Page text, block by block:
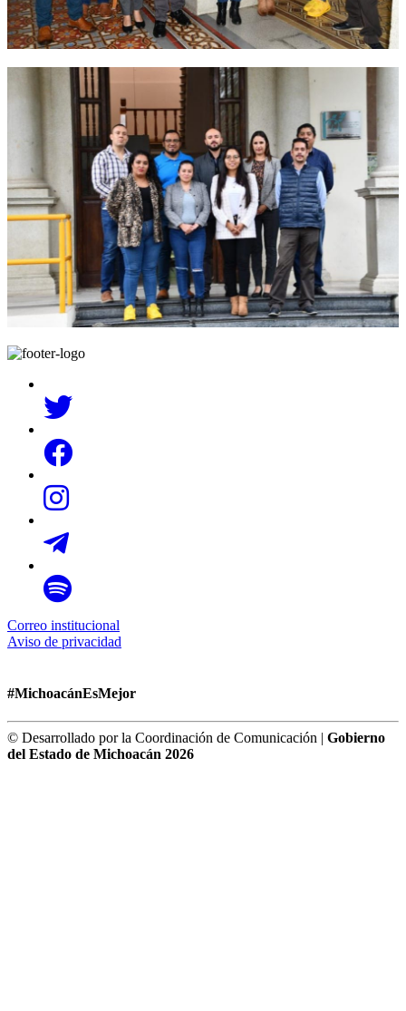
Correo institucional
Aviso de privacidad
#MichoacánEsMejor
© Desarrollado por la Coordinación de Comunicación | Gobierno
del Estado de Michoacán 2026